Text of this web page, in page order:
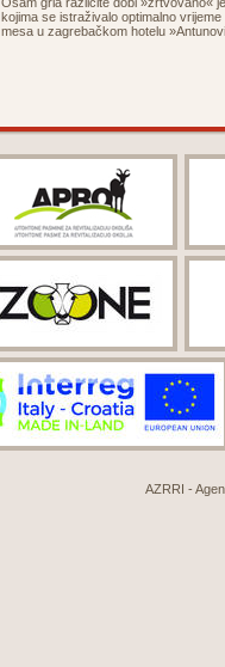
kojima se istraživalo optimalno
mesa u zagrebačkom hotelu
AZRRI -